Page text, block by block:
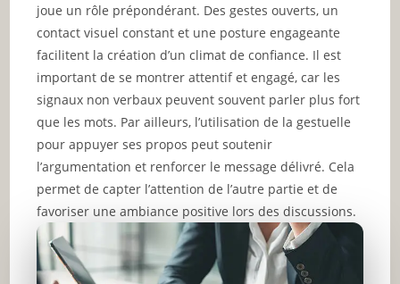
joue un rôle prépondérant. Des gestes ouverts, un
contact visuel constant et une posture engageante
facilitent la création d’un climat de confiance. Il est
important de se montrer attentif et engagé, car les
signaux non verbaux peuvent souvent parler plus fort
que les mots. Par ailleurs, l’utilisation de la gestuelle
pour appuyer ses propos peut soutenir
l’argumentation et renforcer le message délivré. Cela
permet de capter l’attention de l’autre partie et de
favoriser une ambiance positive lors des discussions.